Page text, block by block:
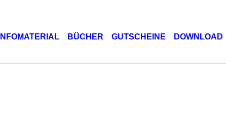
INFOMATERIAL BÜCHER GUTSCHEINE DOWNLOAD